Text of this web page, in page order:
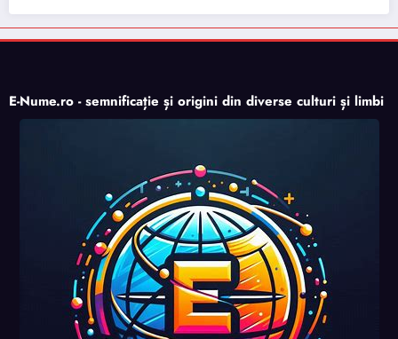
E-Nume.ro - semnificație și origini din diverse culturi și limbi